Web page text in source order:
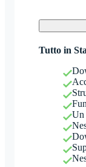
Tutto in
Un